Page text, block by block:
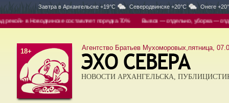
Завтра в Архангельске +19°C Северодвинске +20°C Онеге
составляет порядка 70% Вывоз — отдельно, уборка — отдельно: в
18+ Агентство Братьев Мухоморовых,пятница,
НОВОСТИ АРХАНГЕЛЬСКА,